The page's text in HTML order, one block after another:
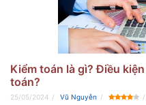
Kiểm toán là gì? Điều
toán?
25/05/2024 Vũ Nguyễn